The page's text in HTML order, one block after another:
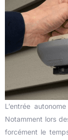
L’entrée
Notamment lors
forcément le